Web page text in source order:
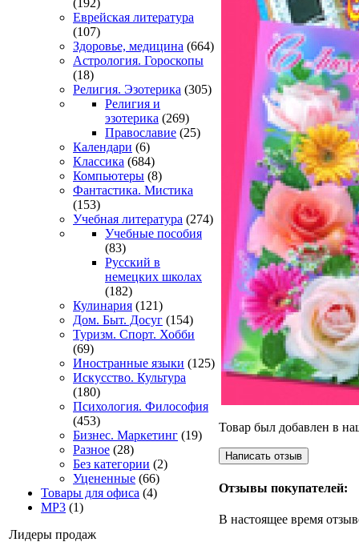
(192)
Еврейская литература
(107)
Здоровье, медицина (664)
Астрология. Гороскопы
(18)
Религия. Эзотерика (305)
Религия и
эзотерика (269)
Православие (25)
Календари (6)
Классика (684)
Компьютеры (8)
Фантастика. Мистика
(153)
Учебная литература (274)
Учебные пособия
(83)
Русский в
немецких школах
(182)
Кулинария (121)
Дом. Быт. Досуг (154)
Туризм. Спорт. Хобби
(69)
Иностранные языки (125)
Искусство. Культура
(180)
Психология. Философия
(453)
Бизнес. Маркетинг (19)
Разное (28)
Без категории (2)
Уцененные (66)
Товары для офиса (4)
MP3 (1)
Лидеры продаж
Товар был добавлен в
Отзывы покупателей:
В настоящее время